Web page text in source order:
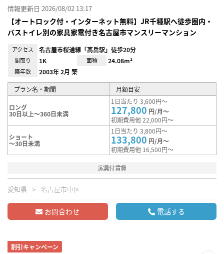
情報更新日 2026/08/02 13:17
【オートロック付・インターネット無料】JR千種駅へ徒歩圏内・
バストイレ別の家具家電付き名古屋市マンスリーマンション
アクセス 名古屋市桜通線「高岳駅」徒歩20分
間取り 1K 面積 24.08m²
築年数 2003年 2月 築
プラン名・期間 月額目安
ロング
30日以上～360日未満
1日当たり 3,600円～
127,800 円/月～
初期費用他 22,000円～
ショート
～30日未満
1日当たり 3,800円～
133,800 円/月～
初期費用他 16,500円～
家具付賃貸
愛知県 名古屋市中区
お問合わせ 電話する
割引キャンペーン